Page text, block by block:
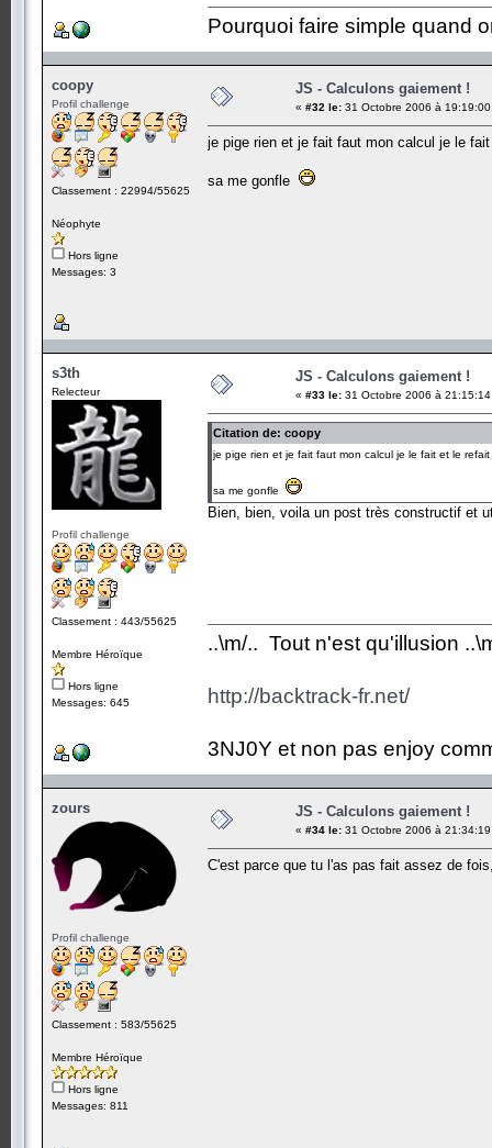
Pourquoi faire simple quand
coopy
Profil challenge
Classement : 22994/55625
Néophyte
Hors ligne
Messages: 3
JS - Calculons gaiement !
« #32 le: 31 Octobre 2006 à
je pige rien et je fait faut mon calcul je le
sa me gonfle
s3th
Relecteur
Profil challenge
Classement : 443/55625
Membre Héroïque
Hors ligne
Messages: 645
JS - Calculons gaiement !
« #33 le: 31 Octobre 2006 à
Citation de: coopy
je pige rien et je fait faut mon calcul je le fait et le
sa me gonfle
Bien, bien, voila un post très constructif et
..\m/.. Tout n'est qu'illusion
http://backtrack-fr.net/
3NJ0Y et non pas enjoy
zours
Profil challenge
Classement : 583/55625
Membre Héroïque
Hors ligne
Messages: 811
JS - Calculons gaiement !
« #34 le: 31 Octobre 2006 à
C'est parce que tu l'as pas fait assez de